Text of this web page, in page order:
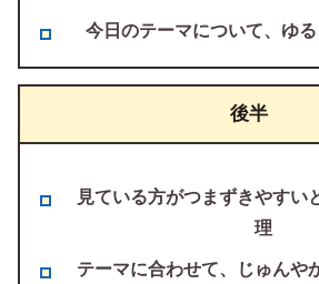
今日のテーマについて、ゆ
後半
見ている方がつまずきやすい
理
テーマに合わせて、じゅんや